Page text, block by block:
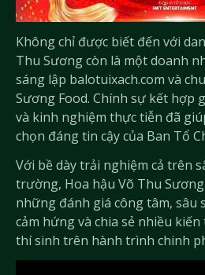
Không chỉ được biết đến với
Thu Sương còn là một doanh
sáng lập balotuixach.com và
Sương Food. Chính sự kết hợp
và kinh nghiệm thực tiễn đã
chọn đáng tin cậy của Ban Tổ
Với bề dày trải nghiệm cả trên
trường, Hoa hậu Võ Thu
những đánh giá công tâm, sâu
cảm hứng và chia sẻ nhiều kiến
thí sinh trên hành trình chinh